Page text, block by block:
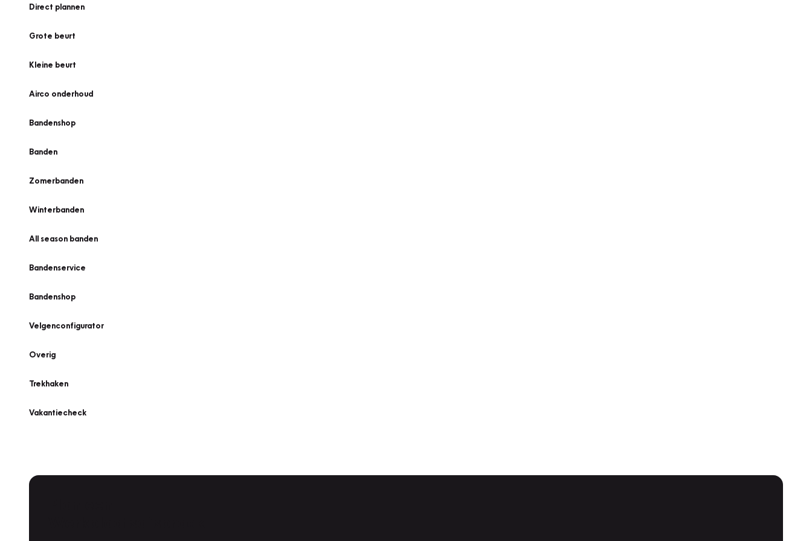
Direct plannen
Grote beurt
Kleine beurt
Airco onderhoud
Bandenshop
Banden
Zomerbanden
Winterbanden
All season banden
Bandenservice
Bandenshop
Velgenconfigurator
Overig
Trekhaken
Vakantiecheck